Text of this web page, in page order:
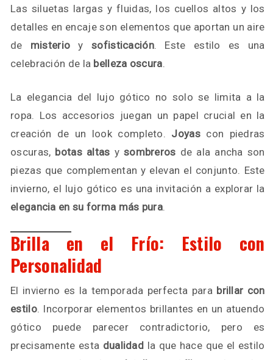
Las siluetas largas y fluidas, los cuellos altos y los
detalles en encaje son elementos que aportan un aire
de misterio ysofisticación. Este estilo es una
celebración de la belleza oscura.
La elegancia del lujo gótico no solo se limita a la
ropa. Los accesorios juegan un papel crucial en la
creación de un look completo. Joyascon piedras
oscuras, botas altas y sombreros de ala ancha son
piezas que complementan y elevan el conjunto. Este
invierno, el lujo gótico es una invitación a explorar la
elegancia en su forma más pura.
Brilla en el Frío: Estilo con
Personalidad
El invierno es la temporada perfecta para brillar con
estilo. Incorporar elementos brillantes en un atuendo
gótico puede parecer contradictorio, pero es
precisamente esta dualidad la que hace que el estilo